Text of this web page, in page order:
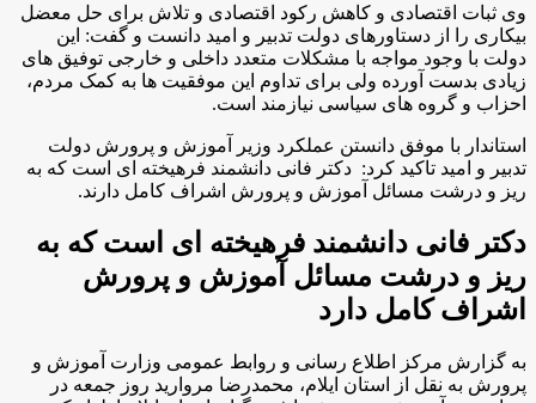
وی ثبات اقتصادی و کاهش رکود اقتصادی و تلاش برای حل معضل
بیکاری را از دستاورهای دولت تدبیر و امید دانست و گفت: این
دولت با وجود مواجه با مشکلات متعدد داخلی و خارجی توفیق های
زیادی بدست آورده ولی برای تداوم این موفقیت ها به کمک مردم،
احزاب و گروه های سیاسی نیازمند است.
استاندار با موفق دانستن عملکرد وزیر آموزش و پرورش دولت
تدبیر و امید تاکید کرد: دکتر فانی دانشمند فرهیخته ای است که به
ریز و درشت مسائل آموزش و پرورش اشراف کامل دارند.
دکتر فانی دانشمند فرهیخته ای است که به
ریز و درشت مسائل آموزش و پرورش
اشراف کامل دارد
به گزارش مرکز اطلاع رسانی و روابط عمومی وزارت آموزش و
پرورش به نقل از استان ایلام، محمدرضا مروارید روز جمعه در